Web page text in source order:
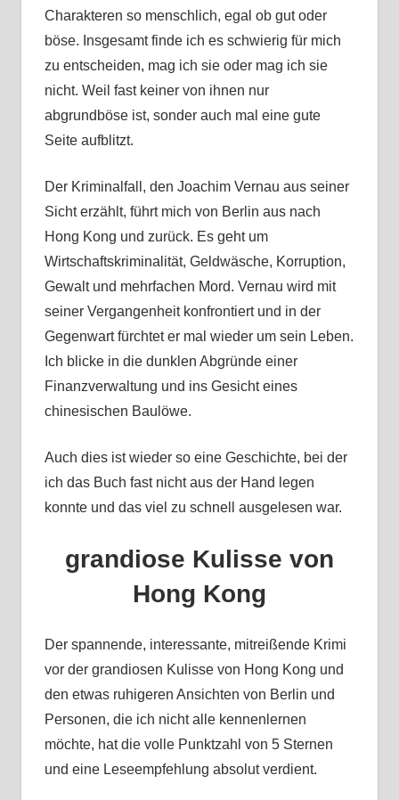
Charakteren so menschlich, egal ob gut oder
böse. Insgesamt finde ich es schwierig für mich
zu entscheiden, mag ich sie oder mag ich sie
nicht. Weil fast keiner von ihnen nur
abgrundböse ist, sonder auch mal eine gute
Seite aufblitzt.
Der Kriminalfall, den Joachim Vernau aus seiner
Sicht erzählt, führt mich von Berlin aus nach
Hong Kong und zurück. Es geht um
Wirtschaftskriminalität, Geldwäsche, Korruption,
Gewalt und mehrfachen Mord. Vernau wird mit
seiner Vergangenheit konfrontiert und in der
Gegenwart fürchtet er mal wieder um sein Leben.
Ich blicke in die dunklen Abgründe einer
Finanzverwaltung und ins Gesicht eines
chinesischen Baulöwe.
Auch dies ist wieder so eine Geschichte, bei der
ich das Buch fast nicht aus der Hand legen
konnte und das viel zu schnell ausgelesen war.
grandiose Kulisse von
Hong Kong
Der spannende, interessante, mitreißende Krimi
vor der grandiosen Kulisse von Hong Kong und
den etwas ruhigeren Ansichten von Berlin und
Personen, die ich nicht alle kennenlernen
möchte, hat die volle Punktzahl von 5 Sternen
und eine Leseempfehlung absolut verdient.